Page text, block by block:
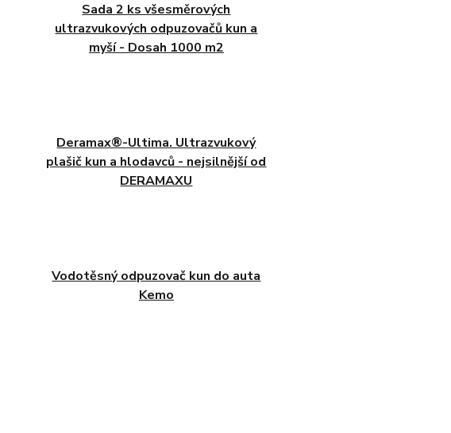
Sada 2 ks všesměrových
ultrazvukových odpuzovačů kun a
myší - Dosah 1000 m2
Deramax®-Ultima. Ultrazvukový
plašič kun a hlodavců - nejsilnější od
DERAMAXU
Vodotěsný odpuzovač kun do auta
Kemo